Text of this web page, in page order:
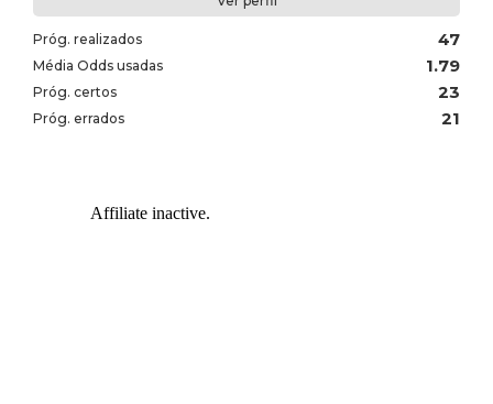
Próg. realizados 47
Média Odds usadas 1.79
Próg. certos 23
Próg. errados 21